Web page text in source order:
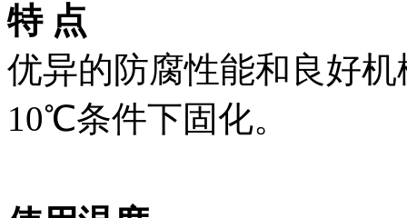
特 点
优异的防腐性能和良好
10℃条件下固化。